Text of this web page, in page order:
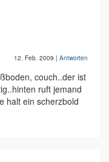
12. Feb. 2009 | Antworten
couch..der ist
ruft jemand
halt ein scherzbold